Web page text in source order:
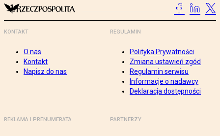
KONTAKT
O nas
Kontakt
Napisz do nas
REGULAMIN
Polityka Prywatności
Zmiana ustawień zgód
Regulamin serwisu
Informacje o nadawcy
Deklaracja dostępności
REKLAMA I PRENUMERATA PARTNERZY